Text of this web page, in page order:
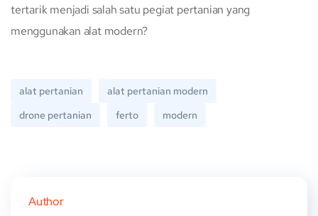
tertarik menjadi salah satu pegiat pertanian yang
menggunakan alat modern?
alat pertanian
alat pertanian modern
drone pertanian
ferto modern
Author